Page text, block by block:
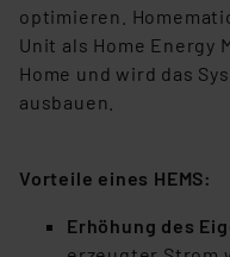
optimieren.
Unit als Home Energy
Home und wird das
ausbauen.
Vorteile eines HEMS:
Erhöhung des